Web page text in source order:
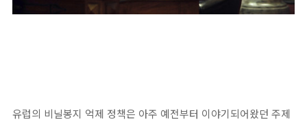
유럽의 비닐봉지 억제 정책은 아주 예전부터 이야기되어왔던 주제